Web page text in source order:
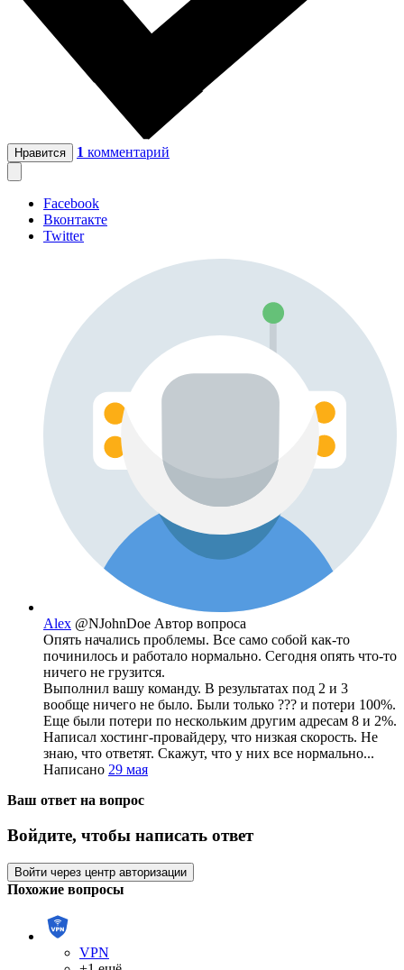
Нравится 1 комментарий
Facebook
Вконтакте
Twitter
Alex @NJohnDoe Автор вопроса
Опять начались проблемы. Все само собой как-то
починилось и работало нормально. Сегодня опять что-то
ничего не грузится.
Выполнил вашу команду. В результатах под 2 и 3
вообще ничего не было. Были только ??? и потери 100%.
Еще были потери по нескольким другим адресам 8 и 2%.
Написал хостинг-провайдеру, что низкая скорость. Не
знаю, что ответят. Скажут, что у них все нормально...
Написано 29 мая
Ваш ответ на вопрос
Войдите, чтобы написать ответ
Войти через центр авторизации
Похожие вопросы
VPN